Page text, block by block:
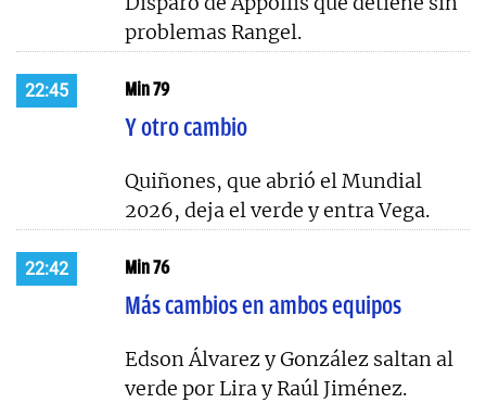
problemas Rangel.
22:45 Min 79
Y otro cambio
Quiñones, que abrió el Mundial
2026, deja el verde y entra Vega.
22:42 Min 76
Más cambios en ambos equipos
Edson Álvarez y González saltan al
verde por Lira y Raúl Jiménez.